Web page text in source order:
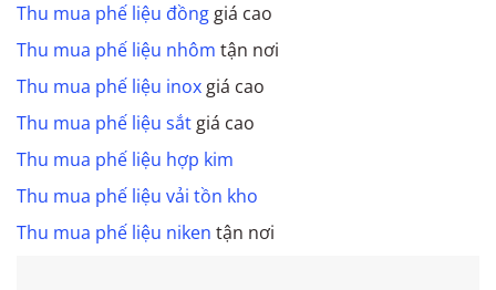
Thu mua phế liệu đồng giá cao
Thu mua phế liệu nhôm tận nơi
Thu mua phế liệu inox giá cao
Thu mua phế liệu sắt giá cao
Thu mua phế liệu hợp kim
Thu mua phế liệu vải tồn kho
Thu mua phế liệu niken tận nơi